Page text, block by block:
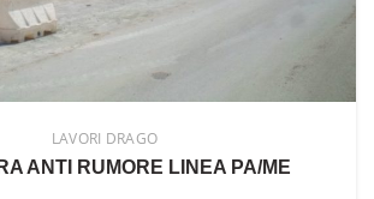
LAVORI DRAGO
ANTI RUMORE LINEA PA/ME